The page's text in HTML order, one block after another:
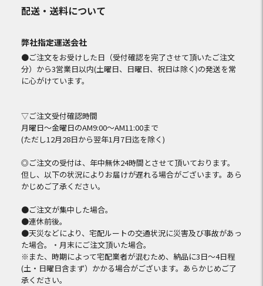
配送・送料について
弊社指定運送会社
●ご注文をお受けした日（受付確認を完了させて頂いたご注文
分）から3営業日以内(土曜日、日曜日、祝日は除く)の発送を常
に心がけています。
▽ご注文受付確認時間
月曜日～金曜日のAM9:00～AM11:00まで
(ただし12月28日から翌年1月7日迄を除く)
◎ご注文の受付は、年中無休24時間とさせて頂いております。
但し、以下の状況によりお届けが遅れる場合がございます。あら
かじめご了承ください。
●ご注文が集中した場合。
●連休前後。
●天災などにより、宅配ルートの交通状況に災害及び事故があっ
た場合。・月末にご注文頂いた場合。
※また、時期によって宅配業者が混むため、納品に3日～4日程
(土・日曜日含まず）かかる場合がございます。あらかじめご了
承ください。